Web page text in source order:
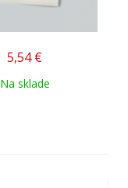
5,54 €
Na sklade